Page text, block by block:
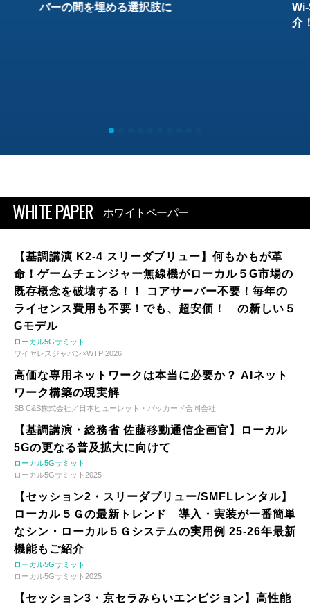
バーの間を埋める選択肢に
介
WHITE PAPER ホワイトペーパー
【基調講演 K2-4 スリーダブリュー】何もかもが革
命！ゲームチェンジャー無線機がローカル５G市場の
既存概念を破壊する！！ コアサーバー不要！毎年の
ライセンス費用も不要！でも、超安価！ の新しい５
Gモデル
ローカル5Gサミット
ワイヤレスジャパン×WTP 2026
高価な専用ネットワークは本当に必要か？ AIネット
ワーク構築の現実解
SB C&S株式会社／日本ヒューレット・パッカード合同会社
【基調講演・総務省 佐藤移動通信企画官】ローカル
5Gの更なる普及拡大に向けて
ローカル5Gサミット
ローカル5Gサミット2025
【セッション2・スリーダブリュー/SMFLレンタル】
ローカル５Ｇの最新トレンド 導入・実装が一番簡単
なシン・ローカル５Ｇシステムの実用例 25-26年最新
機能もご紹介
ローカル5Gサミット
ローカル5Gサミット2025
【セッション3・京セラみらいエンビジョン】高性能